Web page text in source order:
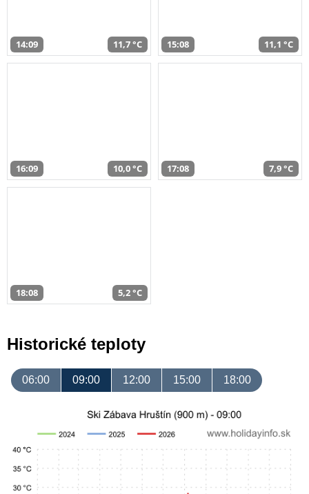
14:09 11,7 °C 15:08 11,1 °C
16:09 10,0 °C 17:08 7,9 °C
18:08 5,2 °C
Historické teploty
06:00 09:00 12:00 15:00 18:00